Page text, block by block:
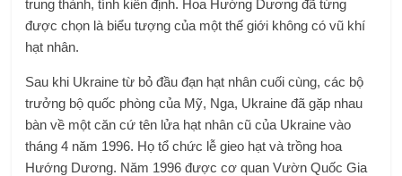
trung thành, tính kiên định. Hoa Hướng Dương đã từng
được chọn là biểu tượng của một thế giới không có vũ khí
hạt nhân.
Sau khi Ukraine từ bỏ đầu đạn hạt nhân cuối cùng, các bộ
trưởng bộ quốc phòng của Mỹ, Nga, Ukraine đã gặp nhau
bàn về một căn cứ tên lửa hạt nhân cũ của Ukraine vào
tháng 4 năm 1996. Họ tổ chức lễ gieo hạt và trồng hoa
Hướng Dương. Năm 1996 được cơ quan Vườn Quốc Gia